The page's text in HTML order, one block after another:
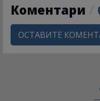
Коментари
ОСТАВИТЕ